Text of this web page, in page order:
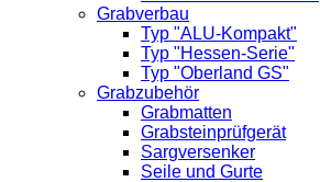
Grabverbau
Typ "ALU-Kompakt"
Typ "Hessen-Serie"
Typ "Oberland GS"
Grabzubehör
Grabmatten
Grabsteinprüfgerät
Sargversenker
Seile und Gurte